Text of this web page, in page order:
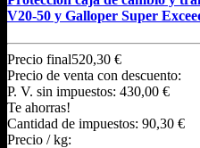
V20-50 y Galloper Super
Precio final520,30 €
Precio de venta con descuento:
P. V. sin impuestos: 430,00 €
Te ahorras!
Cantidad de impuestos: 90,30 €
Precio / kg: